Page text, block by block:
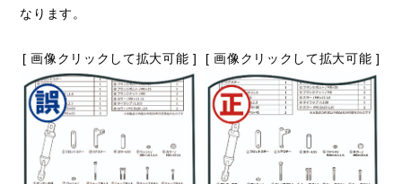
なります。
[ 画像クリックして拡大可能 ] [ 画像クリックして拡大可能 ]